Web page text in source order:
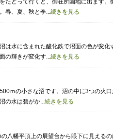
たどって行くと、御在所園地に出ます
春、夏、秋と季...続きを見る
は水に含まれた酸化鉄で沼面の色が変
の輝きが変化す...続きを見る
ｍの小さな沼です。沼の中に3つの火
の水は碧がか...続きを見る
八幡平頂上の展望台から眼下に見える